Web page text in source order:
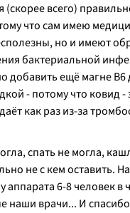
(скорее всего)
что сам имею
но и имеют
бактериальной
ещё магне В6
- потому что ковид -
как раз из-за
спать не могла,
не с кем оставить.
6-8 человек в
наши врачи... И